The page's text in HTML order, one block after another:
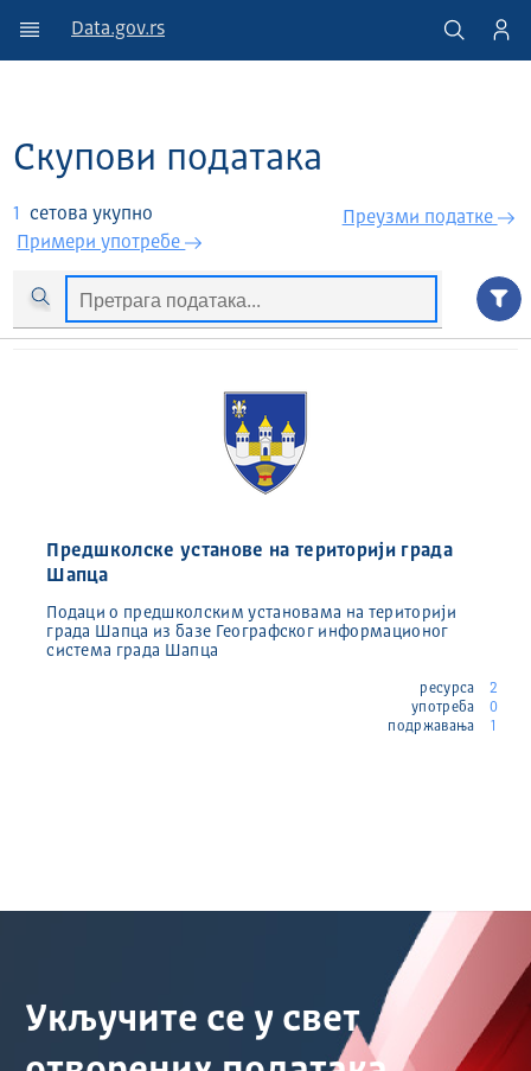
Data.gov.rs
Скупови података
1
сетова укупно
Примери употребе
Преузми податкe
Предшколске установе на територији града
Шапца
Подаци о предшколским установама на територији
града Шапца из базе Географског информационог
система града Шапца
ресурса
2
употреба
0
подржавања
1
Укључите се у свет